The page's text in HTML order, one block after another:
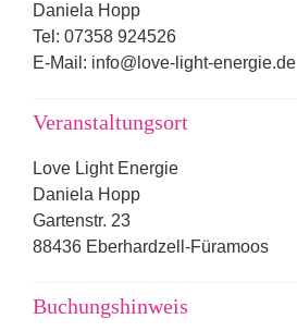
Daniela Hopp
Tel: 07358 924526
E-Mail: info@love-light-energie.de
Veranstaltungsort
Love Light Energie
Daniela Hopp
Gartenstr. 23
88436 Eberhardzell-Füramoos
Buchungshinweis